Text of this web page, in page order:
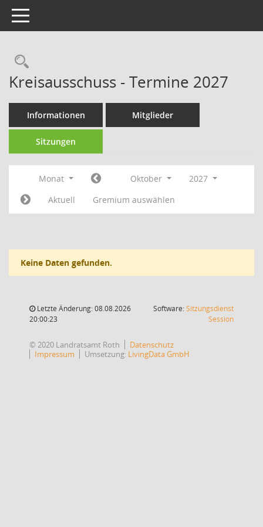
Toggle navigation
Rechercheauswahl
Kreisausschuss - Termine 2027
Informationen Mitglieder
Sitzungen
Monat Oktober
2027
Aktuell
Gremium auswählen
Keine Daten gefunden.
Letzte Änderung: 08.08.2026
20:00:23
Software:Sitzungsdienst
Session(Wird in
© 2020 Landratsamt Roth
Datenschutz
Impressum
Umsetzung: LivingData GmbH